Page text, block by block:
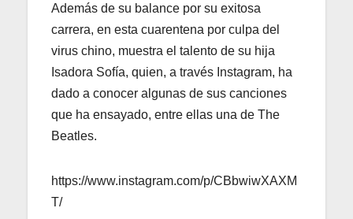
Además de su balance por su exitosa
carrera, en esta cuarentena por culpa del
virus chino, muestra el talento de su hija
Isadora Sofía, quien, a través Instagram, ha
dado a conocer algunas de sus canciones
que ha ensayado, entre ellas una de The
Beatles.
https://www.instagram.com/p/CBbwiwXAXM
T/